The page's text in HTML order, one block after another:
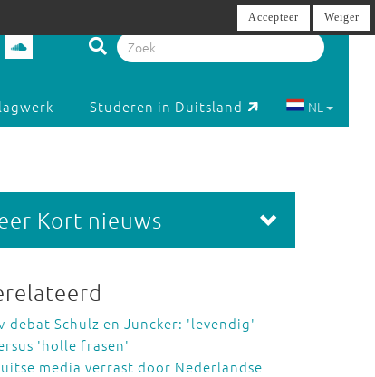
Studeren in Duitsland NL
Kort nieuws
debat Schulz en Juncker: 'levendig'
'holle frasen'
media verrast door Nederlandse
Accepteer Weiger